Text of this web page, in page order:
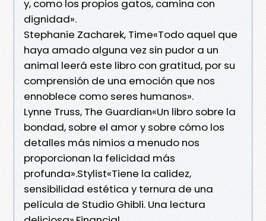
y, como los propios gatos, camina con
dignidad».
Stephanie Zacharek, Time«Todo aquel que
haya amado alguna vez sin pudor a un
animal leerá este libro con gratitud, por su
comprensión de una emoción que nos
ennoblece como seres humanos».
Lynne Truss, The Guardian«Un libro sobre la
bondad, sobre el amor y sobre cómo los
detalles más nimios a menudo nos
proporcionan la felicidad más
profunda».Stylist«Tiene la calidez,
sensibilidad estética y ternura de una
película de Studio Ghibli. Una lectura